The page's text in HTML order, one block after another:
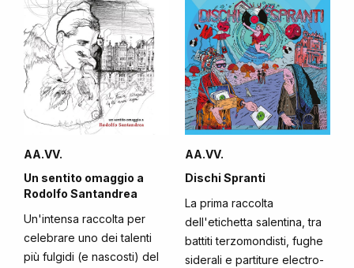
AA.VV.
Un sentito omaggio a
Rodolfo Santandrea
Un'intensa raccolta per
celebrare uno dei talenti
più fulgidi (e nascosti) del
AA.VV.
Dischi Spranti
La prima raccolta
dell'etichetta salentina, tra
battiti terzomondisti, fughe
siderali e partiture electro-